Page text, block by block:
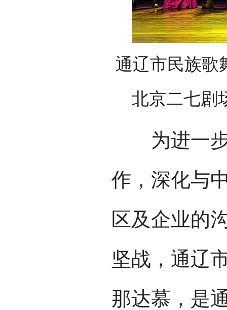
通辽市民族歌
北京二七剧
为进一步
作，深化与
区及企业的
坚战，通辽
那达慕，是